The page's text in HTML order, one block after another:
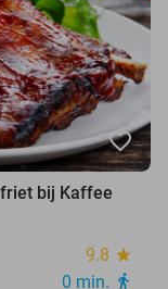
favorite_border
bij Kaffee
9.8 star
0 min. directions_walk